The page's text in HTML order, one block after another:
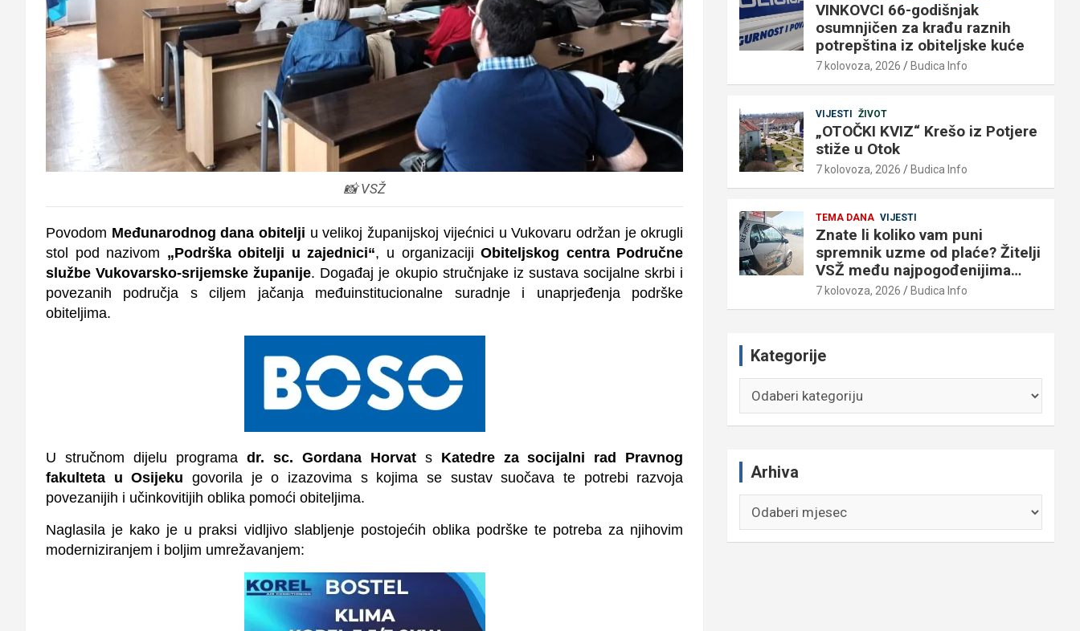
📸 VSŽ
Povodom Međunarodnog dana obitelji u velikoj županijskoj vijećnici u Vukovaru održan je okrugli
stol pod nazivom „Podrška obitelji u zajednici“, u organizacijiObiteljskog centra Područne
službe Vukovarsko-srijemske županije. Događaj je okupio stručnjake iz sustava socijalne skrbi i
povezanih područja s ciljem jačanja međuinstitucionalne suradnje i unaprjeđenja podrške
obiteljima.
U stručnom dijelu programa dr. sc. Gordana Horvats Katedre za socijalni rad Pravnog
fakulteta u Osijeku govorila je o izazovima s kojima se sustav suočava te potrebi razvoja
povezanijih i učinkovitijih oblika pomoći obiteljima.
Naglasila je kako je u praksi vidljivo slabljenje postojećih oblika podrške te potreba za njihovim
moderniziranjem i boljim umrežavanjem:
VINKOVCI 66-godišnjak
osumnjičen za krađu raznih
potrepština iz obiteljske kuće
7 kolovoza, 2026 Budica Info
VIJESTI ŽIVOT
„OTOČKI KVIZ“ Krešo iz Potjere
stiže u Otok
7 kolovoza, 2026 Budica Info
TEMA DANA VIJESTI
Znate li koliko vam puni
spremnik uzme od plaće? Žitelji
VSŽ među najpogođenijima…
7 kolovoza, 2026 Budica Info
Kategorije
Arhiva